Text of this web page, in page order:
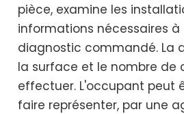
pièce, examine les
informations nécessaires
diagnostic commandé. La
la surface et le nombre de
effectuer. L'occupant peut
faire représenter, par une